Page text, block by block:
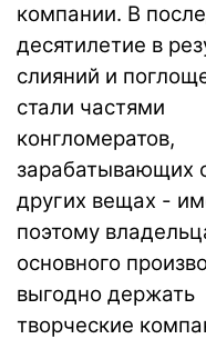
компании. В
десятилетие в
слияний и
стали частями
конгломератов,
зарабатывающих
других вещах -
поэтому
основного
выгодно держать
творческие